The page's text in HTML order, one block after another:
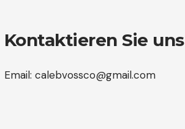
Kontaktieren Sie uns
Email: calebvossco@gmail.com